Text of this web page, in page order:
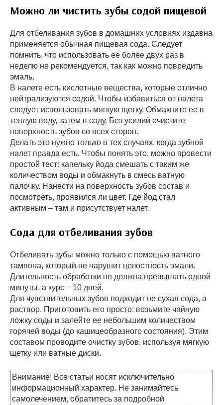
Можно ли чистить зубы содой пищевой
Для отбеливания зубов в домашних условиях издавна
применяется обычная пищевая сода. Следует
помнить, что использовать ее более двух раз в
неделю не рекомендуется, так как можно повредить
эмаль.
В налете есть кислотные вещества, которые отлично
нейтрализуются содой. Чтобы избавиться от налета
следует использовать мягкую щетку. Обмакните ее в
теплую воду, затем в соду. Без усилий очистите
поверхность зубов со всех сторон.
Делать это нужно только в тех случаях, когда зубной
налет правда есть. Чтобы понять это, можно провести
простой тест: капельку йода смешать с таким же
количеством воды и обмакнуть в смесь ватную
палочку. Нанести на поверхность зубов состав и
посмотреть, проявился ли цвет. Где йод стал
активным – там и присутствует налет.
Сода для отбеливания зубов
Отбеливать зубы можно только с помощью ватного
тампона, который не нарушит целостность эмали.
Длительность обработки не должна превышать одной
минуты, а курс – 10 дней.
Для чувствительных зубов подходит не сухая сода, а
раствор. Приготовить его просто: возьмите чайную
ложку соды и залейте ее небольшим количеством
горячей воды (до кашицеобразного состояния). Этим
составом проводите очистку зубов, используя мягкую
щетку или ватные диски.
Внимание! Все статьи носят исключительно
информационный характер. Не занимайтесь
самолечением, обратитесь за подробной